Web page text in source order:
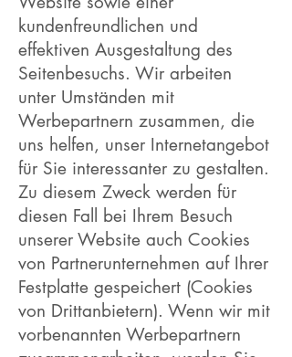
kundenfreundlichen und
effektiven Ausgestaltung des
Seitenbesuchs. Wir arbeiten
unter Umständen mit
Werbepartnern zusammen, die
uns helfen, unser Internetangebot
für Sie interessanter zu gestalten.
Zu diesem Zweck werden für
diesen Fall bei Ihrem Besuch
unserer Website auch Cookies
von Partnerunternehmen auf Ihrer
Festplatte gespeichert (Cookies
von Drittanbietern). Wenn wir mit
vorbenannten Werbepartnern